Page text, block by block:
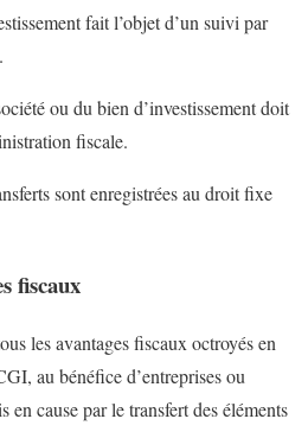
fait l’objet d’un suivi par
ou du bien d’investissement doit
fiscale.
sont enregistrées au droit fixe
fiscaux
les avantages fiscaux octroyés en
au bénéfice d’entreprises ou
en cause par le transfert des éléments